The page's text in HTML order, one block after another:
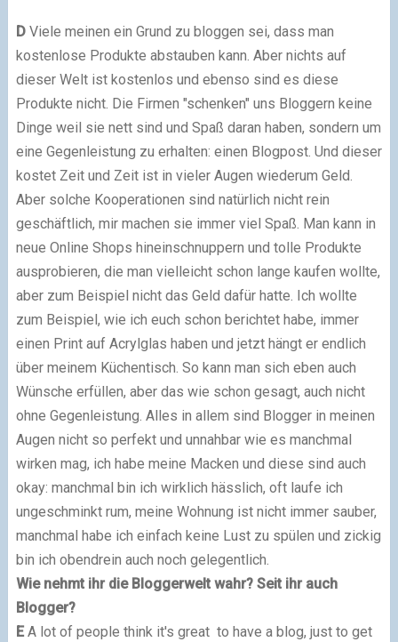
D Viele meinen ein Grund zu bloggen sei, dass man
kostenlose Produkte abstauben kann. Aber nichts auf
dieser Welt ist kostenlos und ebenso sind es diese
Produkte nicht. Die Firmen "schenken" uns Bloggern keine
Dinge weil sie nett sind und Spaß daran haben, sondern um
eine Gegenleistung zu erhalten: einen Blogpost. Und dieser
kostet Zeit und Zeit ist in vieler Augen wiederum Geld.
Aber solche Kooperationen sind natürlich nicht rein
geschäftlich, mir machen sie immer viel Spaß. Man kann in
neue Online Shops hineinschnuppern und tolle Produkte
ausprobieren, die man vielleicht schon lange kaufen wollte,
aber zum Beispiel nicht das Geld dafür hatte. Ich wollte
zum Beispiel, wie ich euch schon berichtet habe, immer
einen Print auf Acrylglas haben und jetzt hängt er endlich
über meinem Küchentisch. So kann man sich eben auch
Wünsche erfüllen, aber das wie schon gesagt, auch nicht
ohne Gegenleistung. Alles in allem sind Blogger in meinen
Augen nicht so perfekt und unnahbar wie es manchmal
wirken mag, ich habe meine Macken und diese sind auch
okay: manchmal bin ich wirklich hässlich, oft laufe ich
ungeschminkt rum, meine Wohnung ist nicht immer sauber,
manchmal habe ich einfach keine Lust zu spülen und zickig
bin ich obendrein auch noch gelegentlich.
Wie nehmt ihr die Bloggerwelt wahr? Seit ihr auch
Blogger?
EA lot of people think it's great to have a blog, just to get